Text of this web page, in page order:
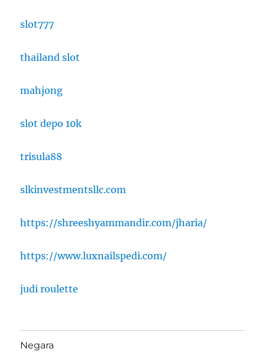
slot777
thailand slot
mahjong
slot depo 10k
trisula88
slkinvestmentsllc.com
https://shreeshyammandir.com/jharia/
https://www.luxnailspedi.com/
judi roulette
Negara